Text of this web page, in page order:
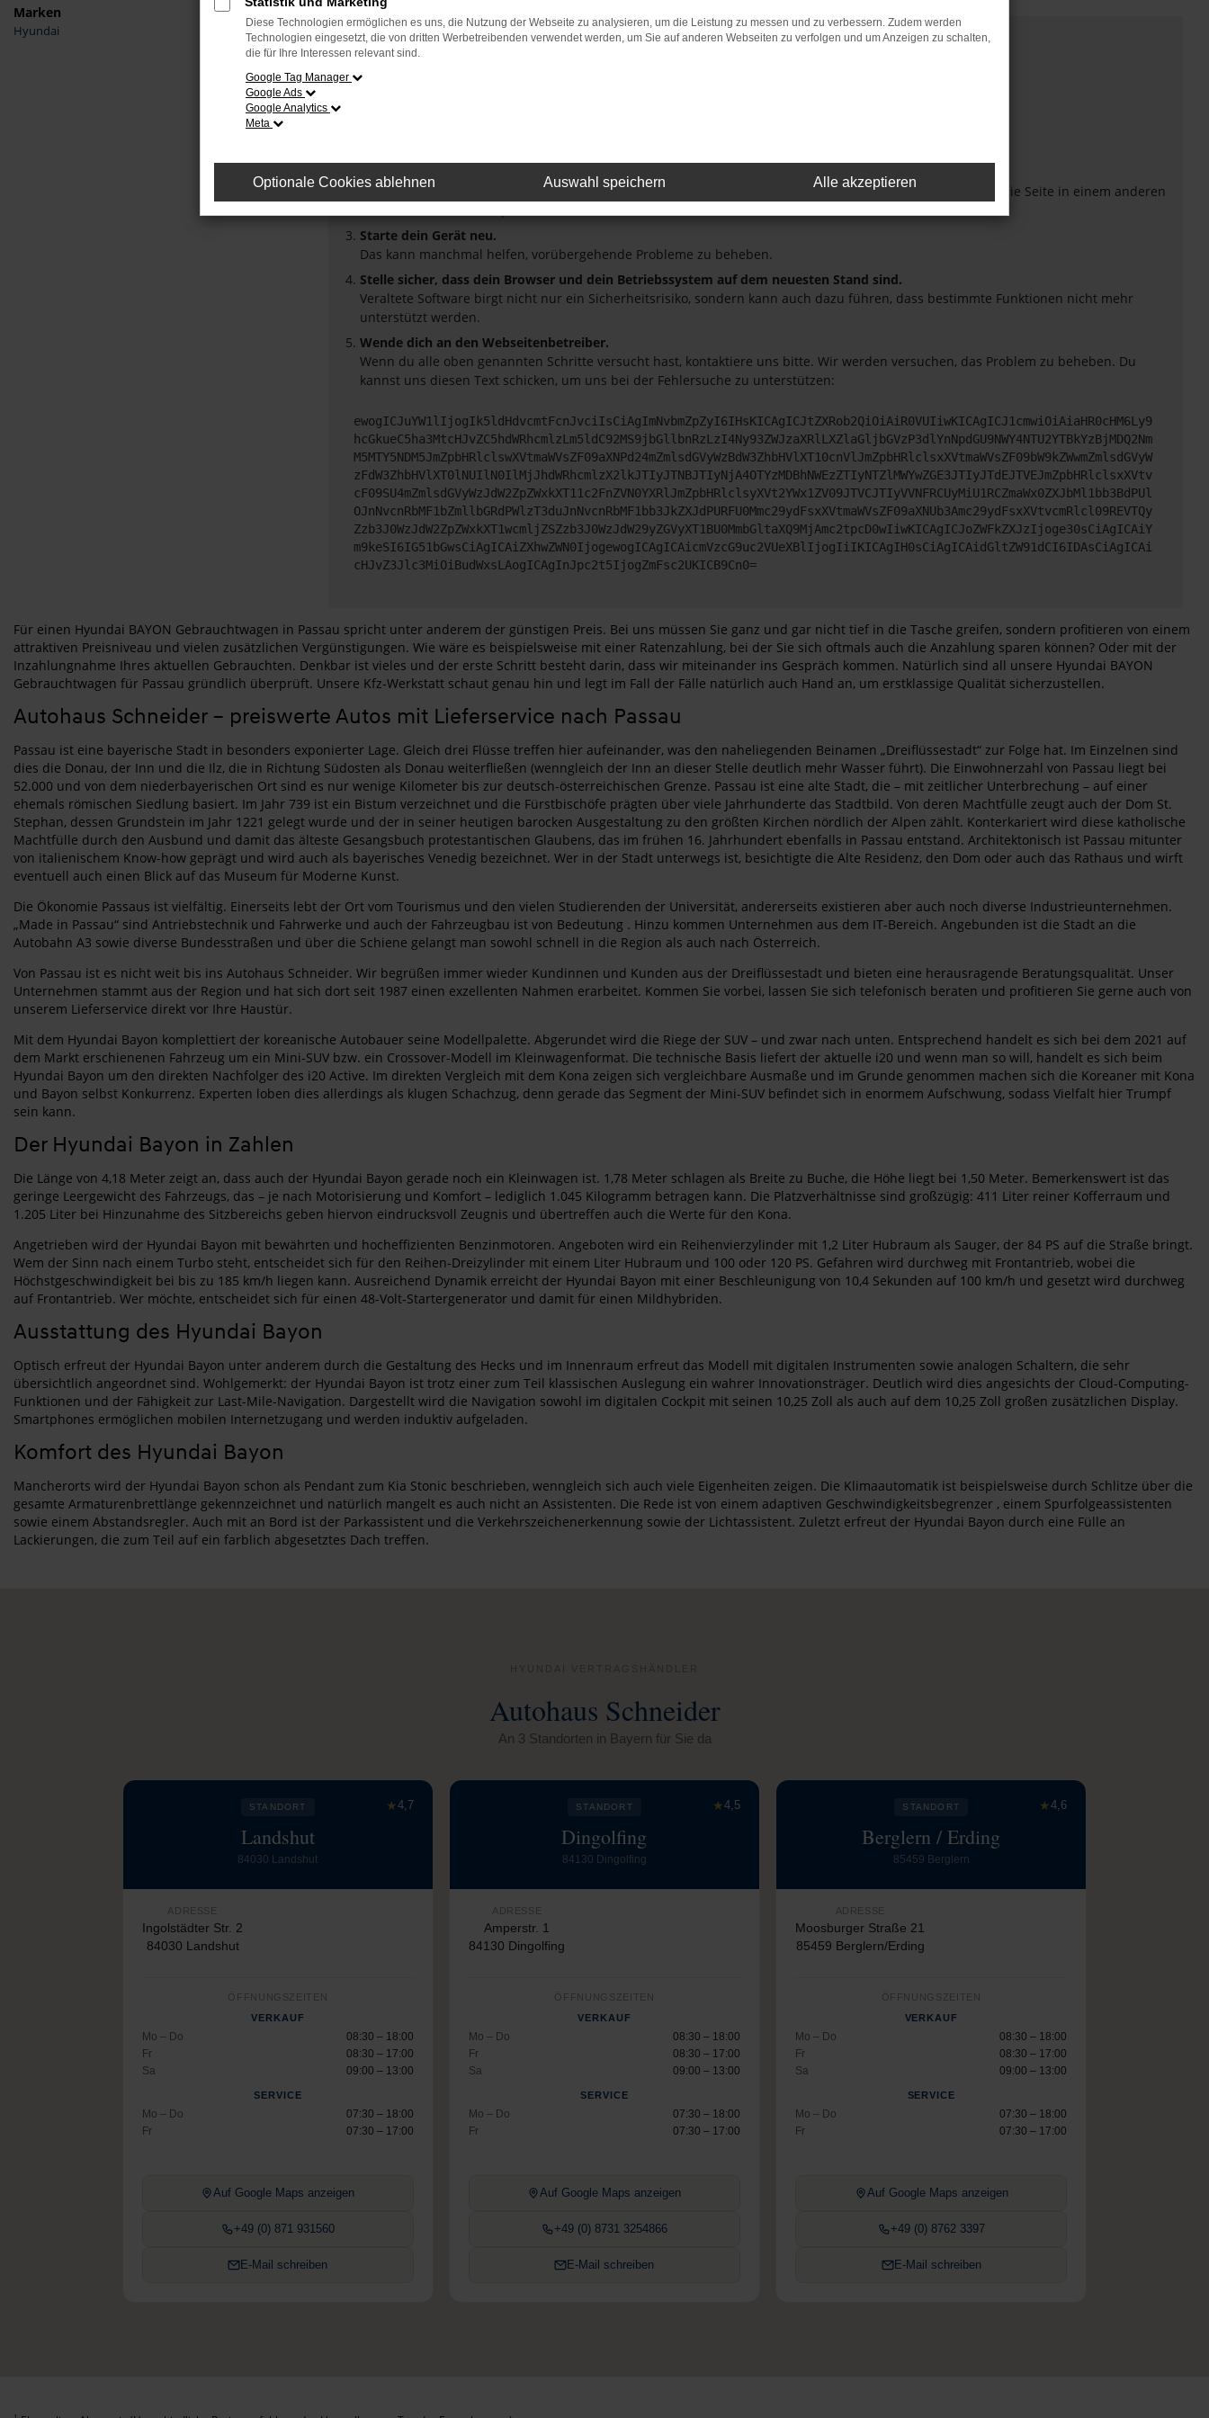
Marken
Hyundai Fehler: Network Error
Beim Laden ist ein Fehler aufgetreten.
Prüfe deine Browsererweiterungen.
Manche Erweiterungen, wie Werbeblocker, können das Laden bestimmter Seiten verhindern. Funktioniert die Seite in einem anderen
Starte dein Gerät neu.
Das kann manchmal helfen, vorübergehende Probleme zu beheben.
Stelle sicher, dass dein Browser und dein Betriebssystem auf dem neuesten Stand sind.
Veraltete Software birgt nicht nur ein Sicherheitsrisiko, sondern kann auch dazu führen, dass bestimmte Funktionen nicht mehr
unterstützt werden.
Wende dich an den Webseitenbetreiber.
Wenn du alle oben genannten Schritte versucht hast, kontaktiere uns bitte. Wir werden versuchen, das Problem zu beheben. Du
kannst uns diesen Text schicken, um uns bei der Fehlersuche zu unterstützen:
ewogICJuYW1lIjogIk5ldHdvcmtFcnJvciIsCiAgImNvbmZpZyI6IHsKICAgICJtZXRob2QiOiAiR0VUIiwKICAgICJ1cmwiOiAiaHR0cHM6Ly9
hcGkueC5ha3MtcHJvZC5hdWRhcmlzLm5ldC92MS9jbGllbnRzLzI4Ny93ZWJzaXRlLXZlaGljbGVzP3dlYnNpdGU9NWY4NTU2YTBkYzBjMDQ2Nm
M5MTY5NDM5JmZpbHRlclswXVtmaWVsZF09aXNPd24mZmlsdGVyWzBdW3ZhbHVlXT10cnVlJmZpbHRlclsxXVtmaWVsZF09bW9kZWwmZmlsdGVyW
zFdW3ZhbHVlXT0lNUIlN0IlMjJhdWRhcmlzX2lkJTIyJTNBJTIyNjA4OTYzMDBhNWEzZTIyNTZlMWYwZGE3JTIyJTdEJTVEJmZpbHRlclsxXVtv
cF09SU4mZmlsdGVyWzJdW2ZpZWxkXT11c2FnZVN0YXRlJmZpbHRlclsyXVt2YWx1ZV09JTVCJTIyVVNFRCUyMiU1RCZmaWx0ZXJbMl1bb3BdPUl
OJnNvcnRbMF1bZmllbGRdPWlzT3duJnNvcnRbMF1bb3JkZXJdPURFU0Mmc29ydFsxXVtmaWVsZF09aXNUb3Amc29ydFsxXVtvcmRlcl09REVTQy
Zzb3J0WzJdW2ZpZWxkXT1wcmljZSZzb3J0WzJdW29yZGVyXT1BU0MmbGltaXQ9MjAmc2tpcD0wIiwKICAgICJoZWFkZXJzIjoge30sCiAgICAiY
m9keSI6IG51bGwsCiAgICAiZXhwZWN0IjogewogICAgICAicmVzcG9uc2VUeXBlIjogIiIKICAgIH0sCiAgICAidGltZW91dCI6IDAsCiAgICAi
cHJvZ3Jlc3MiOiBudWxsLAogICAgInJpc2t5IjogZmFsc2UKICB9Cn0=
Für einen Hyundai BAYON Gebrauchtwagen in Passau spricht unter anderem der günstigen Preis. Bei uns müssen Sie ganz und gar nicht tief in die Tasche greifen, sondern profitieren von einem
attraktiven Preisniveau und vielen zusätzlichen Vergünstigungen. Wie wäre es beispielsweise mit einer Ratenzahlung, bei der Sie sich oftmals auch die Anzahlung sparen können? Oder mit der
Inzahlungnahme Ihres aktuellen Gebrauchten. Denkbar ist vieles und der erste Schritt besteht darin, dass wir miteinander ins Gespräch kommen. Natürlich sind all unsere Hyundai BAYON
Gebrauchtwagen für Passau gründlich überprüft. Unsere Kfz-Werkstatt schaut genau hin und legt im Fall der Fälle natürlich auch Hand an, um erstklassige Qualität sicherzustellen.
Autohaus Schneider – preiswerte Autos mit Lieferservice nach Passau
Passau ist eine bayerische Stadt in besonders exponierter Lage. Gleich drei Flüsse treffen hier aufeinander, was den naheliegenden Beinamen „Dreiflüssestadt“ zur Folge hat. Im Einzelnen sind
dies die Donau, der Inn und die Ilz, die in Richtung Südosten als Donau weiterfließen (wenngleich der Inn an dieser Stelle deutlich mehr Wasser führt). Die Einwohnerzahl von Passau liegt bei
52.000 und von dem niederbayerischen Ort sind es nur wenige Kilometer bis zur deutsch-österreichischen Grenze. Passau ist eine alte Stadt, die – mit zeitlicher Unterbrechung – auf einer
ehemals römischen Siedlung basiert. Im Jahr 739 ist ein Bistum verzeichnet und die Fürstbischöfe prägten über viele Jahrhunderte das Stadtbild. Von deren Machtfülle zeugt auch der Dom St.
Stephan, dessen Grundstein im Jahr 1221 gelegt wurde und der in seiner heutigen barocken Ausgestaltung zu den größten Kirchen nördlich der Alpen zählt. Konterkariert wird diese katholische
Machtfülle durch den Ausbund und damit das älteste Gesangsbuch protestantischen Glaubens, das im frühen 16. Jahrhundert ebenfalls in Passau entstand. Architektonisch ist Passau mitunter
von italienischem Know-how geprägt und wird auch als bayerisches Venedig bezeichnet. Wer in der Stadt unterwegs ist, besichtigte die Alte Residenz, den Dom oder auch das Rathaus und wirft
eventuell auch einen Blick auf das Museum für Moderne Kunst.
Die Ökonomie Passaus ist vielfältig. Einerseits lebt der Ort vom Tourismus und den vielen Studierenden der Universität, andererseits existieren aber auch noch diverse Industrieunternehmen.
„Made in Passau“ sind Antriebstechnik und Fahrwerke und auch der Fahrzeugbau ist von Bedeutung . Hinzu kommen Unternehmen aus dem IT-Bereich. Angebunden ist die Stadt an die
Autobahn A3 sowie diverse Bundesstraßen und über die Schiene gelangt man sowohl schnell in die Region als auch nach Österreich.
Von Passau ist es nicht weit bis ins Autohaus Schneider. Wir begrüßen immer wieder Kundinnen und Kunden aus der Dreiflüssestadt und bieten eine herausragende Beratungsqualität. Unser
Unternehmen stammt aus der Region und hat sich dort seit 1987 einen exzellenten Nahmen erarbeitet. Kommen Sie vorbei, lassen Sie sich telefonisch beraten und profitieren Sie gerne auch von
unserem Lieferservice direkt vor Ihre Haustür.
Mit dem Hyundai Bayon komplettiert der koreanische Autobauer seine Modellpalette. Abgerundet wird die Riege der SUV – und zwar nach unten. Entsprechend handelt es sich bei dem 2021 auf
dem Markt erschienenen Fahrzeug um ein Mini-SUV bzw. ein Crossover-Modell im Kleinwagenformat. Die technische Basis liefert der aktuelle i20 und wenn man so will, handelt es sich beim
Hyundai Bayon um den direkten Nachfolger des i20 Active. Im direkten Vergleich mit dem Kona zeigen sich vergleichbare Ausmaße und im Grunde genommen machen sich die Koreaner mit Kona
und Bayon selbst Konkurrenz. Experten loben dies allerdings als klugen Schachzug, denn gerade das Segment der Mini-SUV befindet sich in enormem Aufschwung, sodass Vielfalt hier Trumpf
sein kann.
Der Hyundai Bayon in Zahlen
Die Länge von 4,18 Meter zeigt an, dass auch der Hyundai Bayon gerade noch ein Kleinwagen ist. 1,78 Meter schlagen als Breite zu Buche, die Höhe liegt bei 1,50 Meter. Bemerkenswert ist das
geringe Leergewicht des Fahrzeugs, das – je nach Motorisierung und Komfort – lediglich 1.045 Kilogramm betragen kann. Die Platzverhältnisse sind großzügig: 411 Liter reiner Kofferraum und
1.205 Liter bei Hinzunahme des Sitzbereichs geben hiervon eindrucksvoll Zeugnis und übertreffen auch die Werte für den Kona.
Angetrieben wird der Hyundai Bayon mit bewährten und hocheffizienten Benzinmotoren. Angeboten wird ein Reihenvierzylinder mit 1,2 Liter Hubraum als Sauger, der 84 PS auf die Straße bringt.
Wem der Sinn nach einem Turbo steht, entscheidet sich für den Reihen-Dreizylinder mit einem Liter Hubraum und 100 oder 120 PS. Gefahren wird durchweg mit Frontantrieb, wobei die
Höchstgeschwindigkeit bei bis zu 185 km/h liegen kann. Ausreichend Dynamik erreicht der Hyundai Bayon mit einer Beschleunigung von 10,4 Sekunden auf 100 km/h und gesetzt wird durchweg
auf Frontantrieb. Wer möchte, entscheidet sich für einen 48-Volt-Startergenerator und damit für einen Mildhybriden.
Ausstattung des Hyundai Bayon
Optisch erfreut der Hyundai Bayon unter anderem durch die Gestaltung des Hecks und im Innenraum erfreut das Modell mit digitalen Instrumenten sowie analogen Schaltern, die sehr
übersichtlich angeordnet sind. Wohlgemerkt: der Hyundai Bayon ist trotz einer zum Teil klassischen Auslegung ein wahrer Innovationsträger. Deutlich wird dies angesichts der Cloud-Computing-
Funktionen und der Fähigkeit zur Last-Mile-Navigation. Dargestellt wird die Navigation sowohl im digitalen Cockpit mit seinen 10,25 Zoll als auch auf dem 10,25 Zoll großen zusätzlichen Display.
Smartphones ermöglichen mobilen Internetzugang und werden induktiv aufgeladen.
Komfort des Hyundai Bayon
Mancherorts wird der Hyundai Bayon schon als Pendant zum Kia Stonic beschrieben, wenngleich sich auch viele Eigenheiten zeigen. Die Klimaautomatik ist beispielsweise durch Schlitze über die
gesamte Armaturenbrettlänge gekennzeichnet und natürlich mangelt es auch nicht an Assistenten. Die Rede ist von einem adaptiven Geschwindigkeitsbegrenzer , einem Spurfolgeassistenten
sowie einem Abstandsregler. Auch mit an Bord ist der Parkassistent und die Verkehrszeichenerkennung sowie der Lichtassistent. Zuletzt erfreut der Hyundai Bayon durch eine Fülle an
Lackierungen, die zum Teil auf ein farblich abgesetztes Dach treffen.
Autohaus Schneider
An 3 Standorten in Bayern für Sie da
★4,7
STANDORT
Landshut
84030 Landshut
ADRESSE
Ingolstädter Str. 2
84030 Landshut
ÖFFNUNGSZEITEN
VERKAUF
Mo – Do
08:30 – 18:00
Fr
08:30 – 17:00
Sa
09:00 – 13:00
SERVICE
Mo – Do
07:30 – 18:00
Fr
07:30 – 17:00
Auf Google Maps anzeigen
+49 (0) 871 931560
E-Mail schreiben
★4,5
STANDORT
Dingolfing
84130 Dingolfing
ADRESSE
Amperstr. 1
84130 Dingolfing
ÖFFNUNGSZEITEN
VERKAUF
Mo – Do
08:30 – 18:00
Fr
08:30 – 17:00
Sa
09:00 – 13:00
SERVICE
Mo – Do
07:30 – 18:00
Fr
07:30 – 17:00
Auf Google Maps anzeigen
+49 (0) 8731 3254866
E-Mail schreiben
★4,6
STANDORT
Berglern / Erding
85459 Berglern
ADRESSE
Moosburger Straße 21
85459 Berglern/Erding
ÖFFNUNGSZEITEN
VERKAUF
Mo – Do
08:30 – 18:00
Fr
08:30 – 17:00
Sa
09:00 – 13:00
SERVICE
Mo – Do
07:30 – 18:00
Fr
07:30 – 17:00
Auf Google Maps anzeigen
+49 (0) 8762 3397
E-Mail schreiben
Diese Technologien ermöglichen es uns, die Nutzung der Webseite zu analysieren, um die Leistung zu messen und zu verbessern. Zudem werden
Technologien eingesetzt, die von dritten Werbetreibenden verwendet werden, um Sie auf anderen Webseiten zu verfolgen und um Anzeigen zu schalten,
die für Ihre Interessen relevant sind.
Google Tag Manager
Google Ads
Google Analytics
Meta
Optionale Cookies ablehnen Auswahl speichern Alle akzeptieren